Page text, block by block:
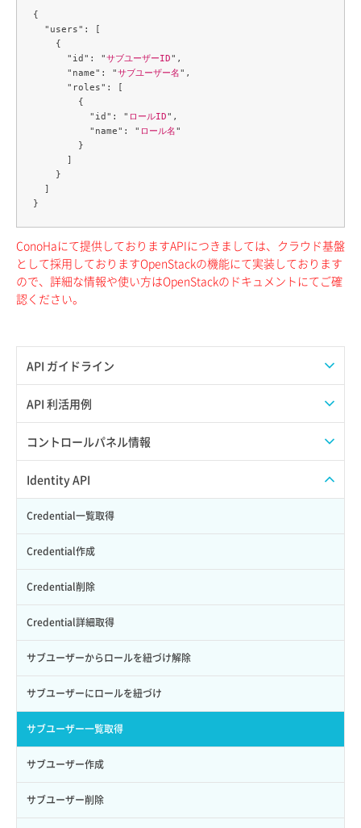
API ガイドライン
APIのご利用について
API 利活用例
APIでAPIサブユーザーを作成する
APIでVPSにISOイメージを挿入する
APIでVPSを作成する
コントロールパネル情報
APIユーザーを作成する
API情報を確認する
Identity API
Credential一覧取得
Credential作成
Credential削除
Credential詳細取得
サブユーザーからロールを紐づけ解除
サブユーザーにロールを紐づけ
サブユーザー一覧取得
サブユーザー作成
サブユーザー削除
{
  "users": [
    {
      "id": "
サブユーザーID",
      "name": "
サブユーザー名",
      "roles": [
        {
          "id": "
ロールID",
          "name": "
ロール名"
        }
      ]
    }
  ]
ConoHaにて提供しておりますAPIにつきましては、クラウド基盤
として採用しておりますOpenStackの機能にて実装しております
ので、詳細な情報や使い方はOpenStackのドキュメントにてご確
認ください。